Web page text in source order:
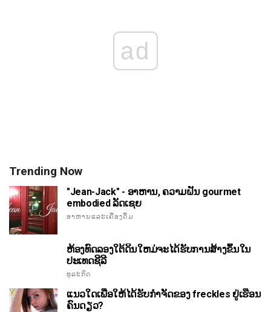
ad
Trending Now
"Jean-Jack" - ອາຫານ, ຄວາມຝັນ gourmet
embodied ລັດເຊຍ
ອາຫານແລະເຄື່ອງດື່ມ
ຫ້ອງທົດລອງໃຕ້ດິນໃຫມ່ຈະໄດ້ຮັບການສ້າງຂຶ້ນໃນ
ປະເທດຊີລີ
ທຸລະກິດ
ແນວໃດເພື່ອໃຫ້ໄດ້ຮັບກໍາຈັດຂອງ freckles ຢູ່ເຮືອນ
ຄົນດຽວ?